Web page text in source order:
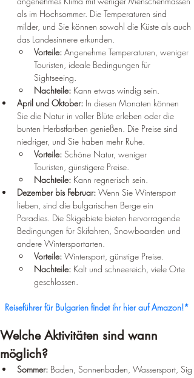
als im Hochsommer. Die Temperaturen sind
milder, und Sie können sowohl die Küste als auch
das Landesinnere erkunden.
Vorteile: Angenehme Temperaturen, weniger
Touristen, ideale Bedingungen für
Sightseeing.
Nachteile: Kann etwas windig sein.
April und Oktober: In diesen Monaten können
Sie die Natur in voller Blüte erleben oder die
bunten Herbstfarben genießen. Die Preise sind
niedriger, und Sie haben mehr Ruhe.
Vorteile: Schöne Natur, weniger
Touristen, günstigere Preise.
Nachteile: Kann regnerisch sein.
Dezember bis Februar: Wenn Sie Wintersport
lieben, sind die bulgarischen Berge ein
Paradies. Die Skigebiete bieten hervorragende
Bedingungen für Skifahren, Snowboarden und
andere Wintersportarten.
Vorteile: Wintersport, günstige Preise.
Nachteile: Kalt und schneereich, viele Orte
geschlossen.
Reiseführer für Bulgarien findet ihr hier auf Amazon!*
Welche Aktivitäten sind wann
möglich?
Sommer: Baden, Sonnenbaden, Wassersport, Sig